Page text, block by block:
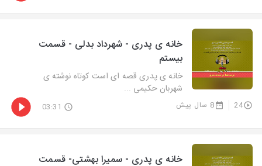
خانه ی پدری - شهرداد بدلی - قسمت
بیستم
خانه ی پدری قصه ای است کوتاه نوشته ی
شهربان حکیمی ...
24 8 سال پیش 03:31
خانه ی پدری - سمیرا بهشتی- قسمت